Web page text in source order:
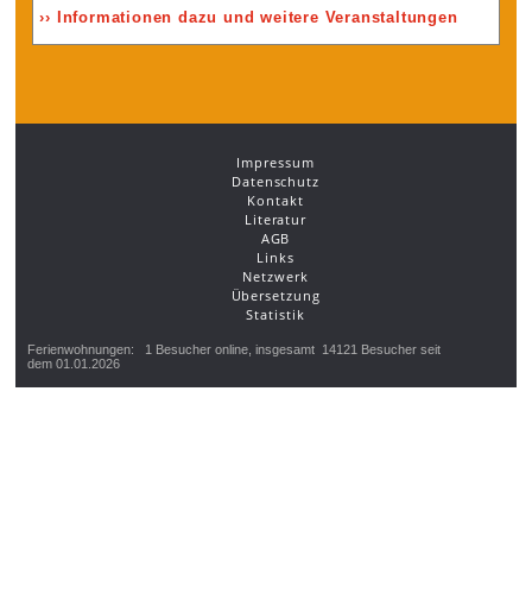
›› Informationen dazu und weitere Veranstaltungen
Impressum
Datenschutz
Kontakt
Literatur
AGB
Links
Netzwerk
Übersetzung
Statistik